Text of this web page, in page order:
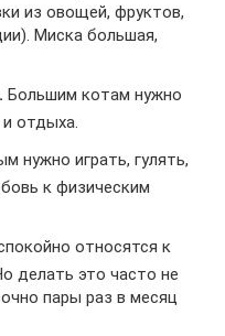
из овощей, фруктов,
Миска большая,
Большим котам нужно
отдыха.
нужно играть, гулять,
к физическим
относятся к
делать это часто не
пары раз в месяц